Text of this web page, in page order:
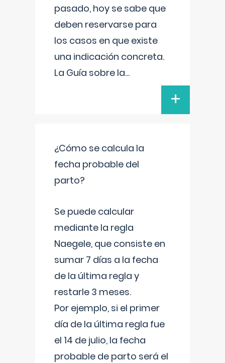
pasado, hoy se sabe que
deben reservarse para
los casos en que existe
una indicación concreta.
La Guía sobre la...
+
¿Cómo se calcula la
fecha probable del
parto?
Se puede calcular
mediante la regla
Naegele, que consiste en
sumar 7 días a la fecha
de la última regla y
restarle 3 meses.
Por ejemplo, si el primer
día de la última regla fue
el 14 de julio, la fecha
probable de parto será el